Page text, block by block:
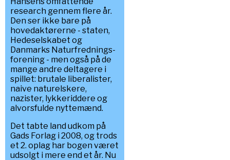
research gennem flere år.
Den ser ikke bare på
hovedaktørerne - staten,
Hedeselskabet og
Danmarks Naturfrednings-
forening - men også på de
mange andre deltagere i
spillet: brutale liberalister,
naive naturelskere,
nazister, lykkeriddere og
alvorsfulde nyttemænd.
Det tabte land udkom på
Gads Forlag i 2008, og trods
et 2. oplag har bogen været
udsolgt i mere end et år. Nu